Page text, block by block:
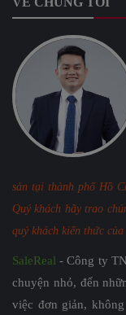
sản tại thành phố Hồ
Quý khách hãy trao
quý khách kiến thức của
SaleReal - Công ty
chuyện nhỏ, đến
việc đơn giản,